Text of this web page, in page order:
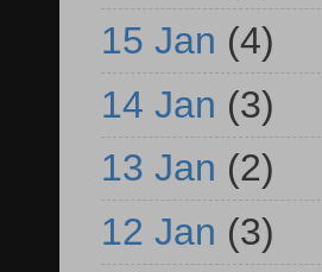
15 Jan (4)
14 Jan (3)
13 Jan (2)
12 Jan (3)